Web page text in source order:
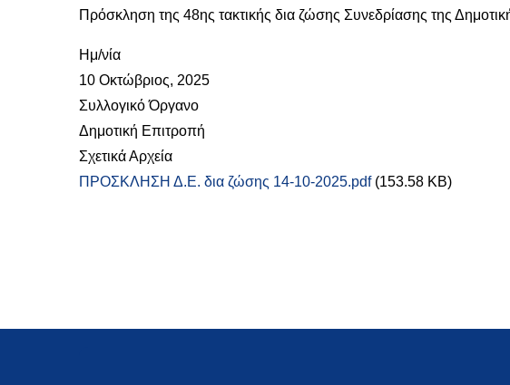
Πρόσκληση της 48ης τακτικής δια ζώσης Συνεδρίασης της
Ημ/νία
10 Οκτώβριος, 2025
Συλλογικό Όργανο
Δημοτική Επιτροπή
Σχετικά Αρχεία
ΠΡΟΣΚΛΗΣΗ Δ.Ε. δια ζώσης 14-10-2025.pdf (153.58 KB)